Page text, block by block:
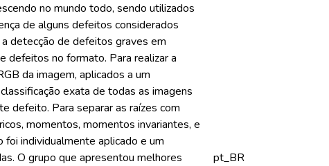
no mundo todo, sendo utilizados
de alguns defeitos considerados
detecção de defeitos graves em
defeitos no formato. Para realizar a
da imagem, aplicados a um
exata de todas as imagens
defeito. Para separar as raízes com
momentos, momentos invariantes, e
individualmente aplicado e um
O grupo que apresentou melhores
pt_BR